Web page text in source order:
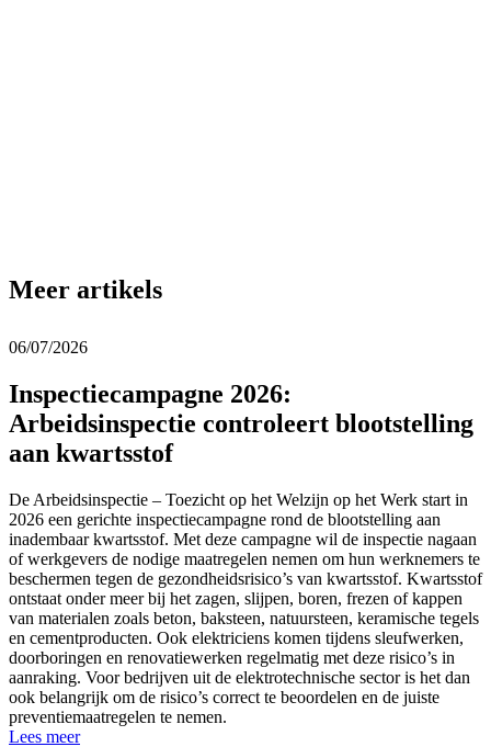
Meer artikels
06/07/2026
Inspectiecampagne 2026:
Arbeidsinspectie controleert blootstelling
aan kwartsstof
De Arbeidsinspectie – Toezicht op het Welzijn op het Werk start in
2026 een gerichte inspectiecampagne rond de blootstelling aan
inadembaar kwartsstof. Met deze campagne wil de inspectie nagaan
of werkgevers de nodige maatregelen nemen om hun werknemers te
beschermen tegen de gezondheidsrisico’s van kwartsstof. Kwartsstof
ontstaat onder meer bij het zagen, slijpen, boren, frezen of kappen
van materialen zoals beton, baksteen, natuursteen, keramische tegels
en cementproducten. Ook elektriciens komen tijdens sleufwerken,
doorboringen en renovatiewerken regelmatig met deze risico’s in
aanraking. Voor bedrijven uit de elektrotechnische sector is het dan
ook belangrijk om de risico’s correct te beoordelen en de juiste
preventiemaatregelen te nemen.
Lees meer